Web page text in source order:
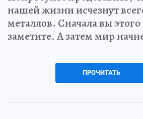
нашей жизни исчезнут
металлов. Сначала вы
заметите. А затем мир
ПРОЧИТАТЬ